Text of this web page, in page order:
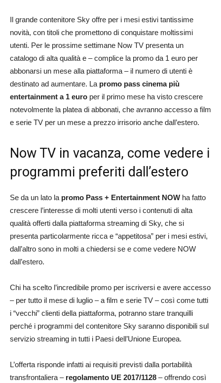
Il grande contenitore Sky offre per i mesi estivi tantissime
novità, con titoli che promettono di conquistare moltissimi
utenti. Per le prossime settimane Now TV presenta un
catalogo di alta qualità e – complice la promo da 1 euro per
abbonarsi un mese alla piattaforma – il numero di utenti è
destinato ad aumentare. La promo pass cinema più
entertainment a 1 euro per il primo mese ha visto crescere
notevolmente la platea di abbonati, che avranno accesso a film
e serie TV per un mese a prezzo irrisorio anche dall’estero.
Now TV in vacanza, come vedere i
programmi preferiti dall’estero
Se da un lato la promo Pass + Entertainment NOW ha fatto
crescere l’interesse di molti utenti verso i contenuti di alta
qualità offerti dalla piattaforma streaming di Sky, che si
presenta particolarmente ricca e “appetitosa” per i mesi estivi,
dall’altro sono in molti a chiedersi se e come vedere NOW
dall’estero.
Chi ha scelto l’incredibile promo per iscriversi e avere accesso
– per tutto il mese di luglio – a film e serie TV – così come tutti
i “vecchi” clienti della piattaforma, potranno stare tranquilli
perché i programmi del contenitore Sky saranno disponibili sul
servizio streaming in tutti i Paesi dell’Unione Europea.
L’offerta risponde infatti ai requisiti previsti dalla portabilità
transfrontaliera – regolamento UE 2017/1128 – offrendo così